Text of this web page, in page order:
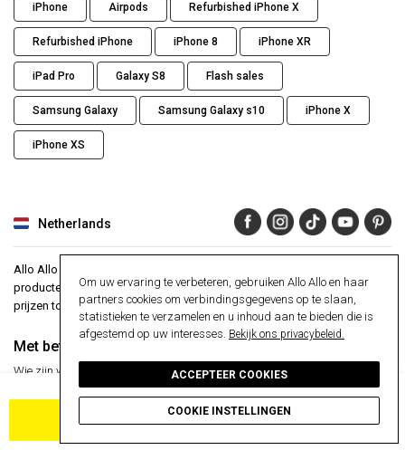
iPhone Airpods Refurbished iPhone X
Refurbished iPhone iPhone 8 iPhone XR
iPad Pro Galaxy S8 Flash sales
Samsung Galaxy Samsung Galaxy s10 iPhone X
iPhone XS
Netherlands
Allo Allo is de eerste internationale site gewijd aan opgeknapte
producten tegen lage prijzen. Ons geheim ? Geen tussenpersoon en
prijzen tot 30% goedkoper dan het marktgemiddelde.
Met betrekking tot
Wie zijn we ?
ALLO ALLO
VIP
Pers artikelen
Helpcentrum
24 maanden garantie
veilige betaling
Om uw ervaring te verbeteren, gebruiken Allo Allo en haar
partners cookies om verbindingsgegevens op te slaan,
statistieken te verzamelen en u inhoud aan te bieden die is
afgestemd op uw interesses. Bekijk ons privacybeleid.
ACCEPTEER COOKIES
COOKIE INSTELLINGEN